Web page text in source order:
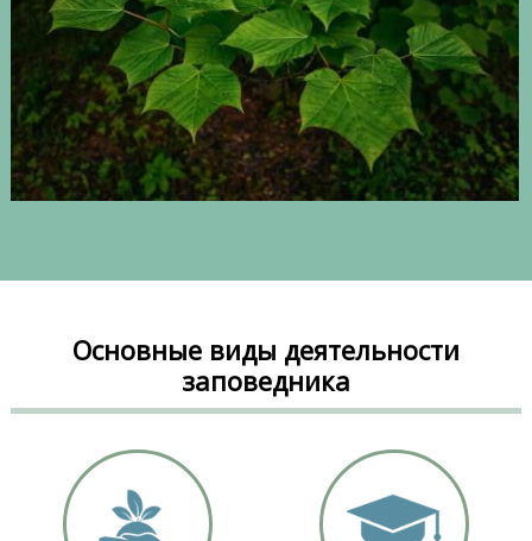
Основные виды деятельности
заповедника